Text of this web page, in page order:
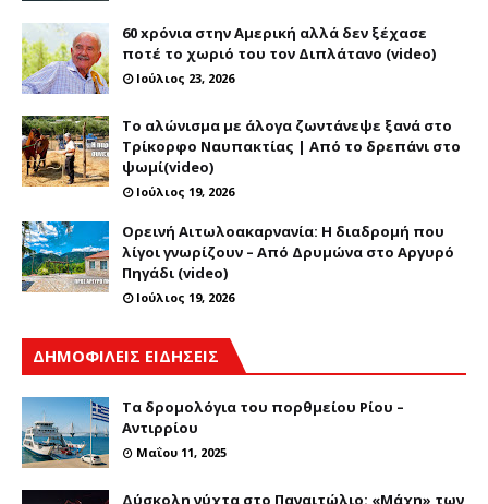
60 xρόνια στην Αμερική αλλά δεν ξέχασε
ποτέ το χωριό του τον Διπλάτανο (video)
Ιούλιος 23, 2026
Το αλώνισμα με άλογα ζωντάνεψε ξανά στο
Τρίκορφο Ναυπακτίας | Από το δρεπάνι στο
ψωμί(video)
Ιούλιος 19, 2026
Ορεινή Αιτωλοακαρνανία: Η διαδρομή που
λίγοι γνωρίζουν – Από Δρυμώνα στο Αργυρό
Πηγάδι (video)
Ιούλιος 19, 2026
ΔΗΜΟΦΙΛΕΙΣ ΕΙΔΗΣΕΙΣ
Τα δρομολόγια του πορθμείου Ρίου –
Αντιρρίου
Μαΐου 11, 2025
Δύσκολη νύχτα στο Παναιτώλιο: «Μάχη» των